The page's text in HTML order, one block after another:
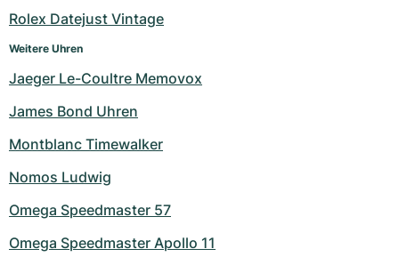
Rolex Datejust Vintage
Weitere Uhren
Jaeger Le-Coultre Memovox
James Bond Uhren
Montblanc Timewalker
Nomos Ludwig
Omega Speedmaster 57
Omega Speedmaster Apollo 11